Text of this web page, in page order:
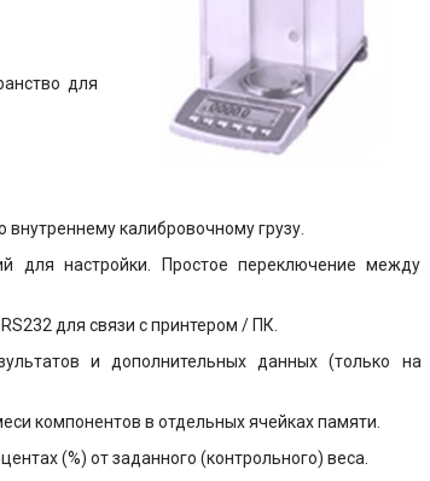
для
калибровочному грузу.
для настройки. Простое переключение между
для связи с принтером / ПК.
и дополнительных данных (только на
компонентов в отдельных ячейках памяти.
(%) от заданного (контрольного) веса.